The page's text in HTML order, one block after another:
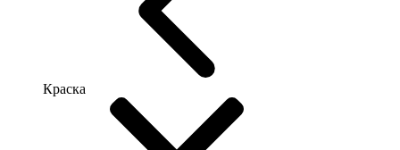
Краска